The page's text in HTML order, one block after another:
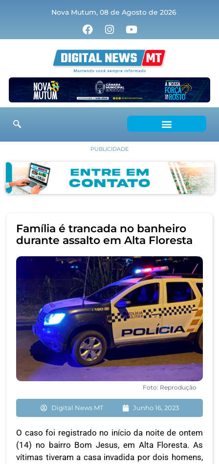
Nova Mutum, 08 de Agosto de 2026
PUBLICIDADE
Família é trancada no banheiro
durante assalto em Alta Floresta
Foto: Reprodução
Digital News MT Junho 16, 2023
O caso foi registrado no início da noite de ontem
(14) no bairro Bom Jesus, em Alta Floresta. As
vítimas tiveram a casa invadida por dois homens,